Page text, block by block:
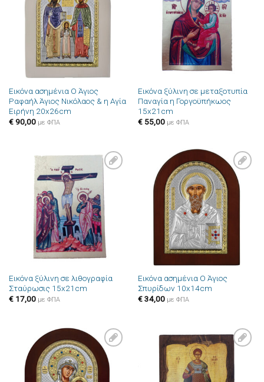
επιθυμιών
Εικόνα ασημένια Ο Άγιος
Ραφαήλ Άγιος Νικόλαος & η Αγία
Ειρήνη 20x26cm
€90,00 με ΦΠΑ
επιθυμιών
Εικόνα ξύλινη σε μεταξοτυπία
Παναγία η Γοργοϋπήκωος
15x21cm
€55,00 με ΦΠΑ
Πρόσθήκη
επιθυμιών
Εικόνα ξύλινη σε λιθογραφία
Σταύρωσις 15x21cm
€17,00 με ΦΠΑ
Πρόσθήκη
στην λίστα
επιθυμιών
Εικόνα ασημένια Ο Άγιος
Σπυρίδων 10x14cm
€34,00 με ΦΠΑ
Πρόσθήκη
στην λίστα
επιθυμιών
Πρόσθήκη
στην λίστα
επιθυμιών